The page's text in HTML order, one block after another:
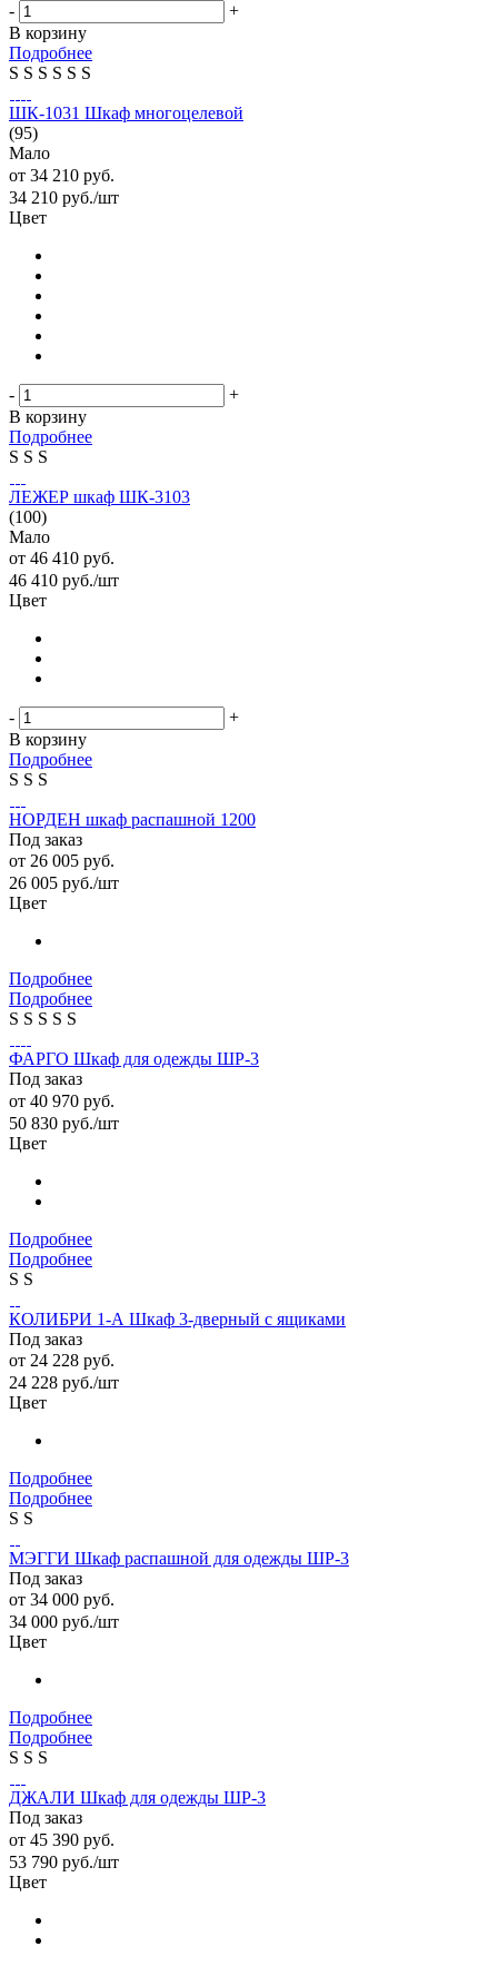
-
+
В корзину
Подробнее
S S S S S S
ШК-1031 Шкаф многоцелевой
(95)
Мало
от 34 210 руб.
34 210 руб./шт
Цвет
-
+
В корзину
Подробнее
S S S
ЛЕЖЕР шкаф ШК-3103
(100)
Мало
от 46 410 руб.
46 410 руб./шт
Цвет
-
+
В корзину
Подробнее
S S S
НОРДЕН шкаф распашной 1200
Под заказ
от 26 005 руб.
26 005 руб./шт
Цвет
Подробнее
Подробнее
S S S S S
ФАРГО Шкаф для одежды ШР-3
Под заказ
от 40 970 руб.
50 830 руб./шт
Цвет
Подробнее
Подробнее
S S
КОЛИБРИ 1-А Шкаф 3-дверный с ящиками
Под заказ
от 24 228 руб.
24 228 руб./шт
Цвет
Подробнее
Подробнее
S S
МЭГГИ Шкаф распашной для одежды ШР-3
Под заказ
от 34 000 руб.
34 000 руб./шт
Цвет
Подробнее
Подробнее
S S S
ДЖАЛИ Шкаф для одежды ШР-3
Под заказ
от 45 390 руб.
53 790 руб./шт
Цвет